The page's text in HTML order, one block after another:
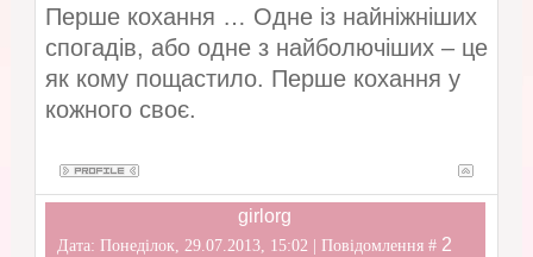
Перше кохання … Одне із найніжніших
спогадів, або одне з найболючіших – це
як кому пощастило. Перше кохання у
кожного своє.
girlorg
Дата: Понеділок, 29.07.2013, 15:02 | Повідомлення # 2